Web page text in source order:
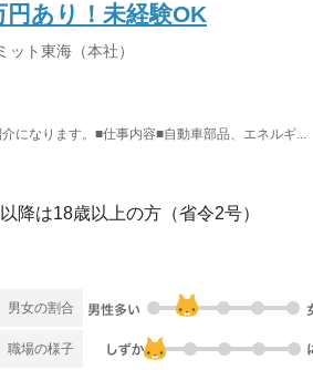
あり！未経験OK
ト東海（本社）
になります。■仕事内容■自動車部品、エネルギ...
降は18歳以上の方（省令2号）
男女の割合
職場の様子